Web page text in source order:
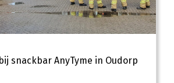
snackbar AnyTyme in Oudorp